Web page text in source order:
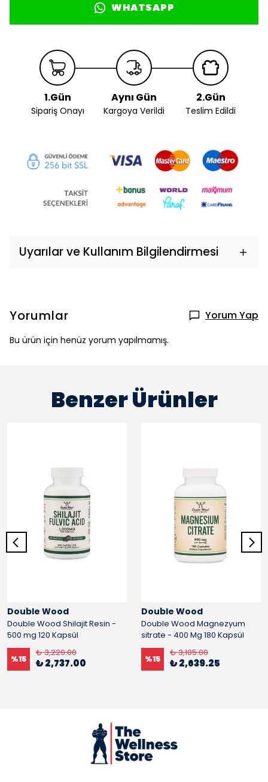
WHATSAPP
1.Gün
Sipariş Onayı
Aynı Gün
Kargoya Verildi
2.Gün
Teslim Edildi
Uyarılar ve Kullanım Bilgilendirmesi
Yorumlar Yorum Yap
Bu ürün için henüz yorum yapılmamış.
Benzer Ürünler
Double Wood
Double Wood Shilajit Resin -
500 mg 120 Kapsül
%15
₺ 3,220.00
₺ 2,737.00
Double Wood
Double Wood Magnezyum
sitrate - 400 Mg 180 Kapsül
%15
₺ 3,105.00
₺ 2,639.25